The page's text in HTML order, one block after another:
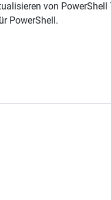
von
PowerShell.